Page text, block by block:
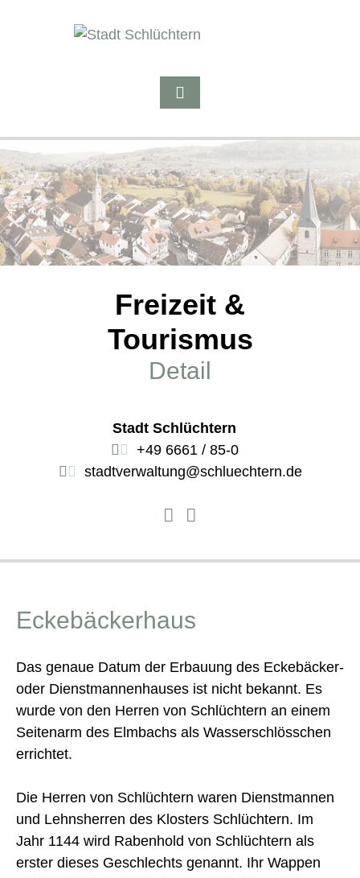
Freizeit &
Tourismus
Detail
Stadt Schlüchtern
+49 6661 / 85-0
stadtverwaltung@schluechtern.de
Eckebäckerhaus
Das genaue Datum der Erbauung des Eckebäcker-
oder Dienstmannenhauses ist nicht bekannt. Es
wurde von den Herren von Schlüchtern an einem
Seitenarm des Elmbachs als Wasserschlösschen
errichtet.
Die Herren von Schlüchtern waren Dienstmannen
und Lehnsherren des Klosters Schlüchtern. Im
Jahr 1144 wird Rabenhold von Schlüchtern als
erster dieses Geschlechts genannt. Ihr Wappen